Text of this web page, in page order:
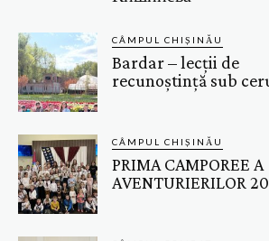
CÂMPUL CHIȘINĂU
Bardar – lecții de
recunoștință sub
CÂMPUL CHIȘINĂU
PRIMA CAMPOREE A
AVENTURIERILOR